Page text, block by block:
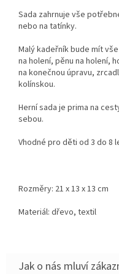
Sada zahrnuje vše
nebo na tatínky.
Malý kadeřník bude mít
na holení, pěnu na holení,
na konečnou úpravu,
kolínskou.
Herní sada je prima na
sebou.
Vhodné pro děti od 3 do 8
Rozměry: 21 x 13 x 13 cm
Materiál: dřevo, textil